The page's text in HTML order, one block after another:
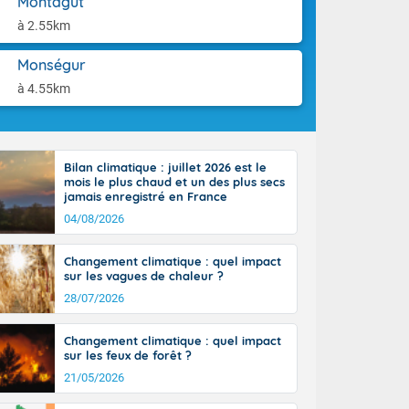
à 2.55km
Monségur
à 4.55km
l'après-
14
il fait
30 à 35
Bilan climatique : juillet 2026 est le
mois le plus chaud et un des plus secs
jamais enregistré en France
04/08/2026
Changement climatique : quel impact
sur les vagues de chaleur ?
28/07/2026
Changement climatique : quel impact
sur les feux de forêt ?
21/05/2026